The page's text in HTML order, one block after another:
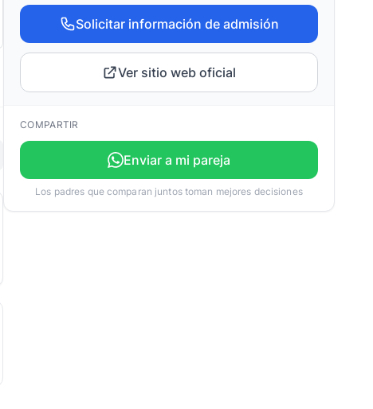
Solicitar información de admisión
Ver sitio web oficial
COMPARTIR
Enviar a mi pareja
Los padres que comparan juntos toman mejores decisiones